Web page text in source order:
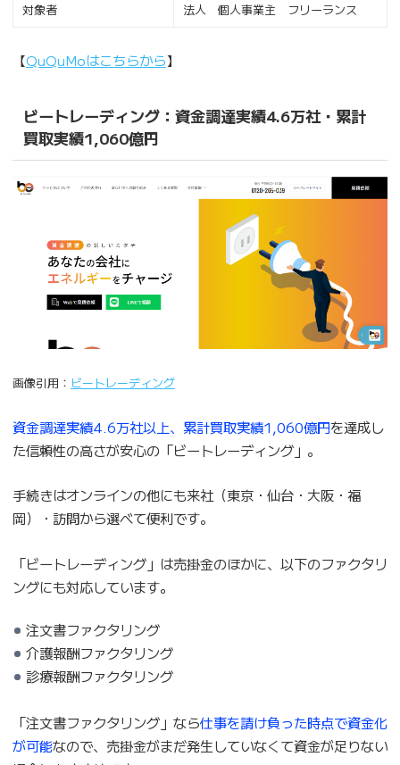
対象者 法人 個人事業主 フリーランス
【QuQuMoはこちらから】
ビートレーディング：資金調達実績4.6万社・累計
買取実績1,060億円
画像引用： ビートレーディング
資金調達実績4.6万社以上、累計買取実績1,060億円を達成し
た信頼性の高さが安心の「ビートレーディング」。
手続きはオンラインの他にも来社（東京・仙台・大阪・福
岡）・訪問から選べて便利です。
「ビートレーディング」は売掛金のほかに、以下のファクタリ
ングにも対応しています。
注文書ファクタリング
介護報酬ファクタリング
診療報酬ファクタリング
「注文書ファクタリング」なら仕事を請け負った時点で資金化
が可能なので、売掛金がまだ発生していなくて資金が足りない